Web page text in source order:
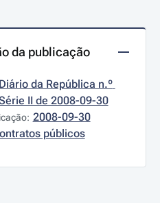
da publicação
Diário da República n.º
II de 2008-09-30
2008-09-30
públicos